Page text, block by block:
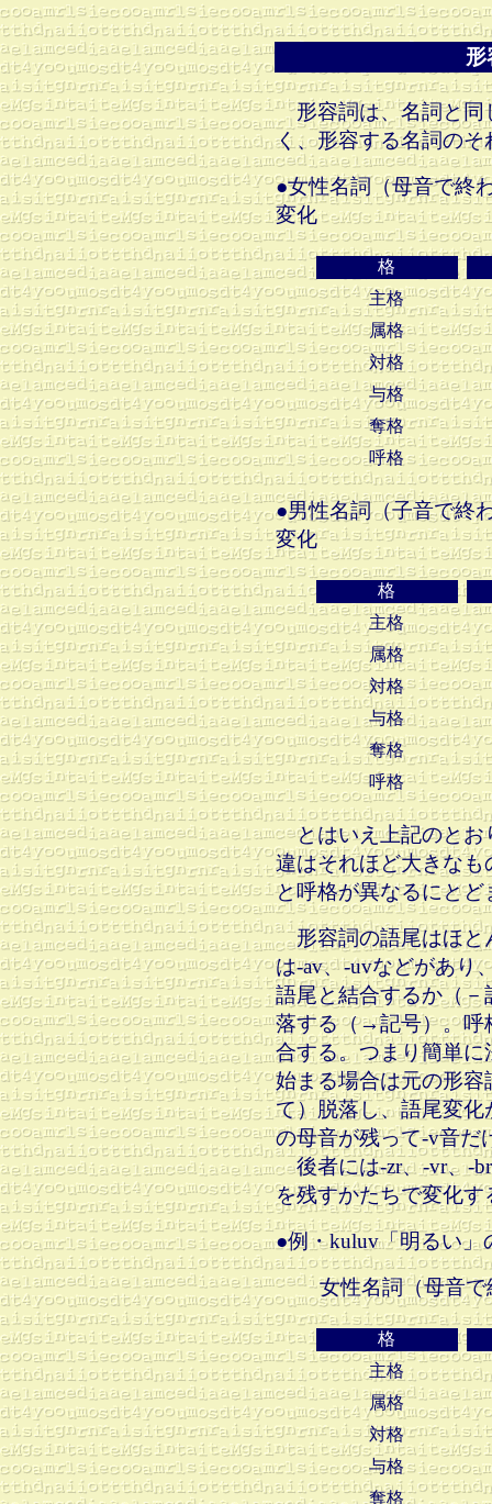
形
形容詞は、名詞と同
く、形容する名詞のそ
●女性名詞（母音で終
変化
格
主格
属格
対格
与格
奪格
呼格
●男性名詞（子音で終
変化
格
主格
属格
対格
与格
奪格
呼格
とはいえ上記のとお
違はそれほど大きな
と呼格が異なるにとど
形容詞の語尾はほと
は-av、-uvなどがあり
語尾と結合するか（－
落する（→記号）。呼
合する。つまり簡単
始まる場合は元の形
て）脱落し、語尾変
の母音が残って-v音だ
後者には-zr、-vr、-br
を残すかたちで変化す
●例・kuluv「明るい」
女性名詞（母音
格
主格
属格
対格
与格
奪格